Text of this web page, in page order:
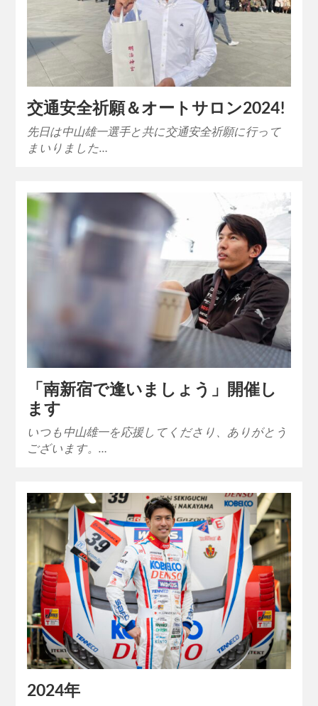
交通安全祈願＆オートサロン2024!
先日は中山雄一選手と共に交通安全祈願に行って
まいりました…
「南新宿で逢いましょう」開催し
ます
いつも中山雄一を応援してくださり、ありがとう
ございます。…
2024年